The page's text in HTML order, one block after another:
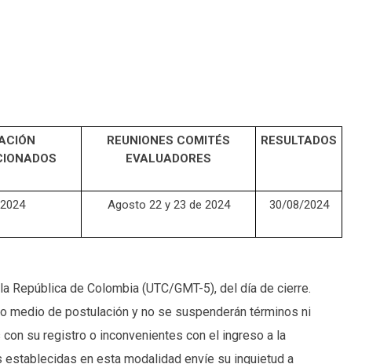
REUNIONES COMITÉS
EVALUADORES
RESULTADOS
Agosto 22 y 23 de 2024 30/08/2024
República de Colombia (UTC/GMT-5), del día de cierre.
medio de postulación y no se suspenderán términos ni
su registro o inconvenientes con el ingreso a la
en esta modalidad envíe su inquietud a